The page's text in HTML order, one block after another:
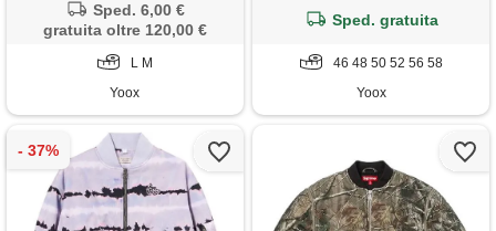
Sped. 6,00 €
gratuita oltre 120,00 €
L M
Yoox
Sped. gratuita
46 48 50 52 56 58
Yoox